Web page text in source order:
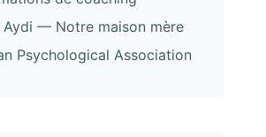
Aydi — Notre maison mère
Psychological Association